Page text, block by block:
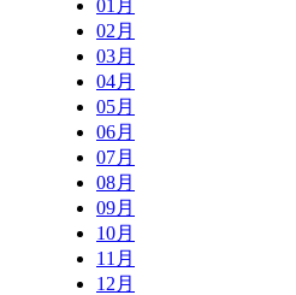
01月
02月
03月
04月
05月
06月
07月
08月
09月
10月
11月
12月